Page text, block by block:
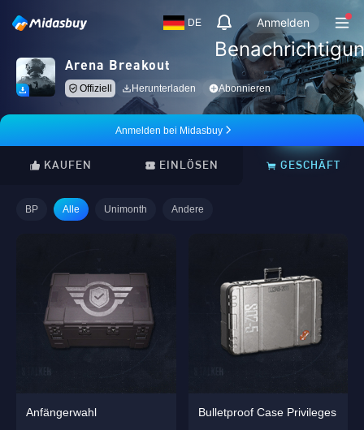
DE Anmelden
Arena Breakout
Offiziell Herunterladen Abonnieren
Anmelden bei Midasbuy
KAUFEN EINLÖSEN GESCHÄFT
BP Alle Unimonth Andere
Anfängerwahl Bulletproof Case Privileges